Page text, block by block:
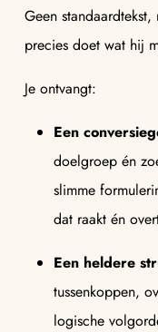
Geen
precies doet wat hij
Je ontvangt:
Een
doelgroep én
slimme
dat raakt én
Een heldere
tussenkoppen,
logische